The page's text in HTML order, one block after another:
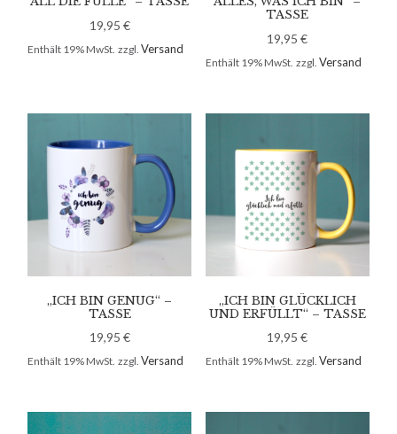
19,95 €
Enthält 19% MwSt. zzgl.Versand
TASSE
19,95€
Enthält 19% MwSt. zzgl. Versand
„ICH BIN GENUG“ –
TASSE
19,95 €
Enthält 19% MwSt. zzgl.Versand
„ICH BIN GLÜCKLICH
UND ERFÜLLT“ – TASSE
19,95€
Enthält 19% MwSt. zzgl. Versand